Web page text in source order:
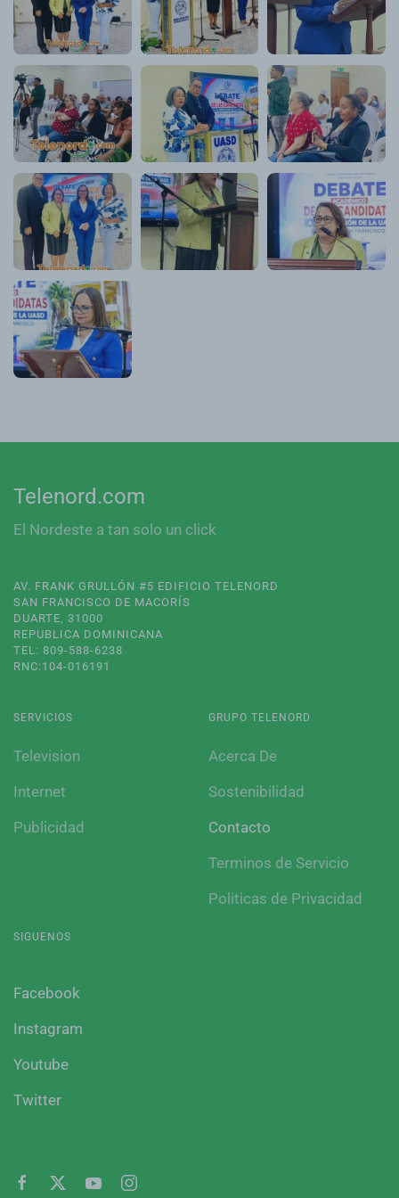
Telenord.com
El Nordeste a tan solo un click
AV. FRANK GRULLÓN #5 EDIFICIO TELENORD
SAN FRANCISCO DE MACORÍS
DUARTE, 31000
REPUBLICA DOMINICANA
TEL: 809-588-6238
RNC:104-016191
SERVICIOS
Television
Internet
Publicidad
GRUPO TELENORD
Acerca De
Sostenibilidad
Contacto
Terminos de Servicio
Politicas de Privacidad
SIGUENOS
Facebook
Instagram
Youtube
Twitter